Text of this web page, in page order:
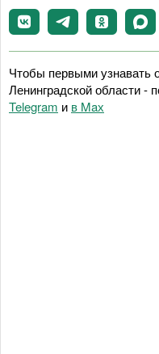
Чтобы первыми узнавать
Ленинградской области -
Telegram и в Maх